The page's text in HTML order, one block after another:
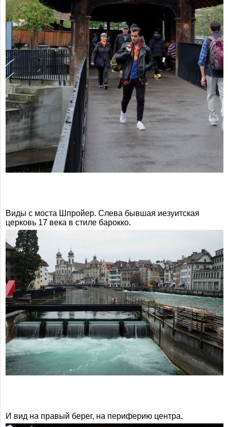
Виды с моста Шпройер. Слева бывшая иезуитская
церковь 17 века в стиле барокко.
И вид на правый берег, на периферию центра.